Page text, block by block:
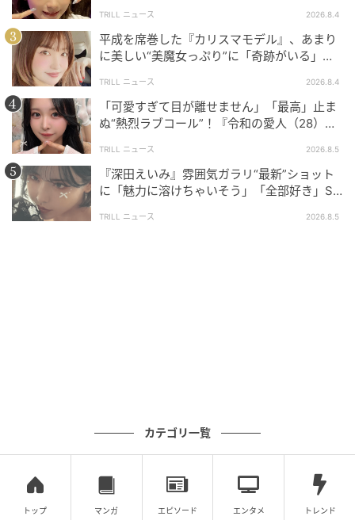
真島なおみ（@naomi_majima
※記事内の写真は、ご本人のInstagram投稿をもとに
次の記事
TRILL ニュース 2026.8.4
平成を席巻した『カリスマモデル』、あまり
に美しい“美魔女っぷり”に「奇跡がいる」
TRILL ニュース 2026.8.4
「可愛すぎて目が離せません」「最高」止ま
ぬ“熱烈ラブコール”！『令和の愛人（28）』
TRILL ニュース 2026.8.5
『深田えいみ』雰囲気ガラリ“最新”ショット
に「魅力に溶けちゃいそう」「全部好き」SN
TRILL ニュース 2026.8.5
カテゴリ一覧
トップ マンガ エピソード エンタメ トレンド